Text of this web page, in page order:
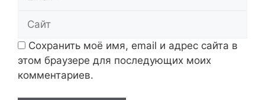
Сохранить моё имя, email и адрес сайта в
этом браузере для последующих моих
комментариев.